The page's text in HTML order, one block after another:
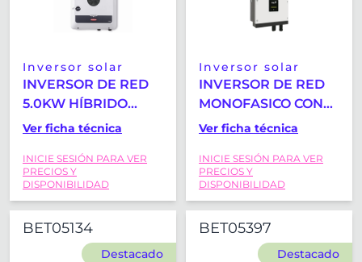
Inversor solar
INVERSOR DE RED
5.0KW HÍBRIDO
FRONIUS SYMO
Ver ficha técnica
INICIE SESIÓN PARA VER
PRECIOS Y
DISPONIBILIDAD
Inversor solar
INVERSOR DE RED
MONOFASICO CON
WIFI Y CT HIBRIDO
Ver ficha técnica
INICIE SESIÓN PARA VER
PRECIOS Y
DISPONIBILIDAD
BET05134
Destacado
BET05397
Destacado